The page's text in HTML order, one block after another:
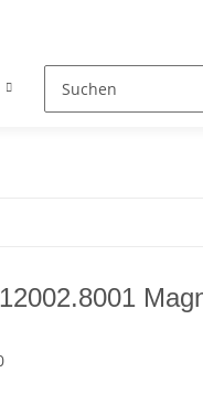
FILTER / DROSSEL